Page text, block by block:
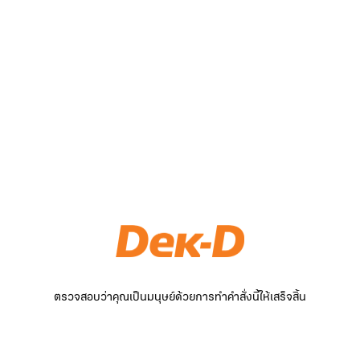
ตรวจสอบว่าคุณเป็นมนุษย์ด้วยการทำคำสั่งนี้ให้เสร็จสิ้น